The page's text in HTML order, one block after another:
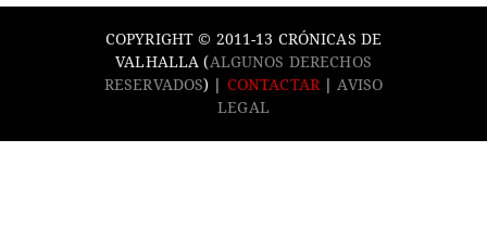
COPYRIGHT © 2011-13 CRÓNICAS DE
VALHALLA (ALGUNOS DERECHOS
RESERVADOS) | CONTACTAR|AVISO
LEGAL